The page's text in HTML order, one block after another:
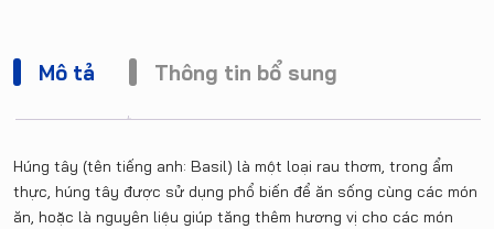
Mô tả Thông tin bổ sung
Húng tây (tên tiếng anh: Basil) là một loại rau thơm, trong ẩm
thực, húng tây được sử dụng phổ biến để ăn sống cùng các món
ăn, hoặc là nguyên liệu giúp tăng thêm hương vị cho các món